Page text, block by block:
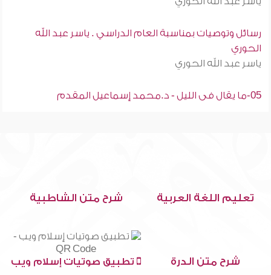
رسائل وتوصيات بمناسبة العام الدراسي . ياسر عبد الله
الحوري
ياسر عبد الله الحوري
05-ما يقال فى الليل - د.محمد إسماعيل المقدم
تعليم اللغة العربية شرح متن الشاطبية
شرح متن الدرة تطبيق صوتيات إسلام ويب